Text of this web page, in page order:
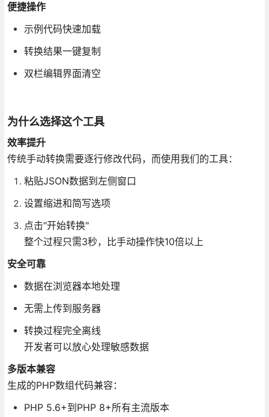
便捷操作
示例代码快速加载
转换结果一键复制
双栏编辑界面清空
为什么选择这个工具
效率提升
传统手动转换需要逐行修改代码，而使用我们的工具：
粘贴JSON数据到左侧窗口
设置缩进和简写选项
点击"开始转换"
整个过程只需3秒，比手动操作快10倍以上
安全可靠
数据在浏览器本地处理
无需上传到服务器
转换过程完全离线
开发者可以放心处理敏感数据
多版本兼容
生成的PHP数组代码兼容：
PHP 5.6+到PHP 8+所有主流版本